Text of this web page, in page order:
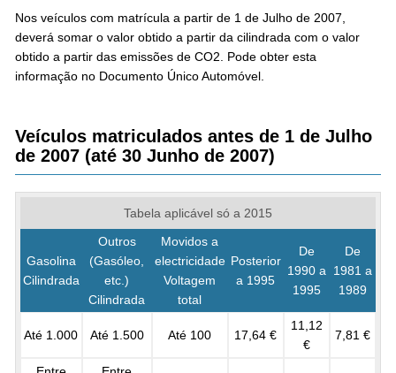
Nos veículos com matrícula a partir de 1 de Julho de 2007,
deverá somar o valor obtido a partir da cilindrada com o valor
obtido a partir das emissões de CO2. Pode obter esta
informação no Documento Único Automóvel.
Veículos matriculados antes de 1 de Julho
de 2007 (até 30 Junho de 2007)
Tabela aplicável só a 2015
Gasolina
Cilindrada
Outros
(Gasóleo,
etc.)
Cilindrada
Movidos a
electricidade
Voltagem
total
Posterior
a 1995
De
1990 a
1995
De
1981 a
1989
Até 1.000 Até 1.500 Até 100 17,64 €
11,12
€
7,81 €